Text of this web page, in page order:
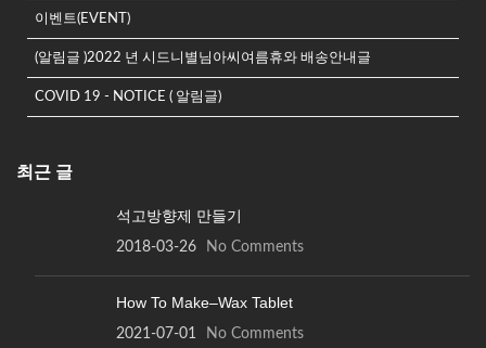
이벤트(EVENT)
(알림글 )2022 년 시드니별님아씨여름휴와 배송안내글
COVID 19 - NOTICE ( 알림글)
최근 글
석고방향제 만들기
2018-03-26 No Comments
How To Make–Wax Tablet
2021-07-01 No Comments